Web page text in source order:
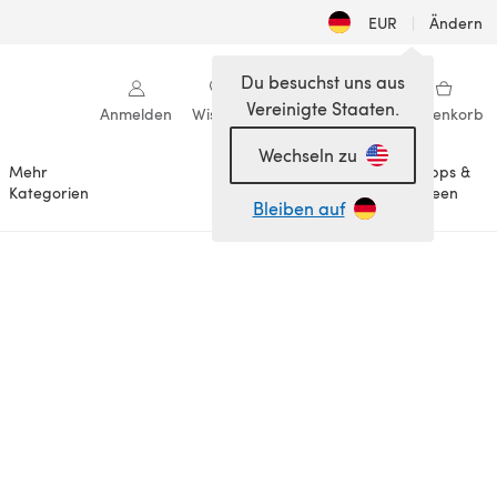
EUR | Ändern
Anmelden Wishlist Meine Bibliothek Warenkorb
Mehr
Kategorien
Anlässe
Tipps &
Ideen
Du besuchst uns aus
Vereinigte Staaten.
Wechseln zu
Bleiben auf